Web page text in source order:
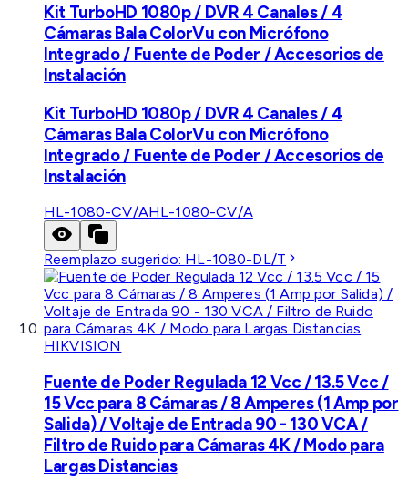
Kit TurboHD 1080p / DVR 4 Canales / 4
Cámaras Bala ColorVu con Micrófono
Integrado / Fuente de Poder / Accesorios de
Instalación
Kit TurboHD 1080p / DVR 4 Canales / 4
Cámaras Bala ColorVu con Micrófono
Integrado / Fuente de Poder / Accesorios de
Instalación
HL-1080-CV/AHL-1080-CV/A
Reemplazo sugerido: HL-1080-DL/T
HIKVISION
Fuente de Poder Regulada 12 Vcc / 13.5 Vcc /
15 Vcc para 8 Cámaras / 8 Amperes (1 Amp por
Salida) / Voltaje de Entrada 90 - 130 VCA /
Filtro de Ruido para Cámaras 4K / Modo para
Largas Distancias